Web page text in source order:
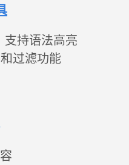
支持语法高亮
过滤功能